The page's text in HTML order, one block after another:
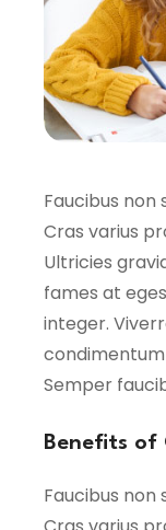
Faucibus non
Cras varius
Ultricies
fames at
integer.
Semper
Benefits of
Faucibus non